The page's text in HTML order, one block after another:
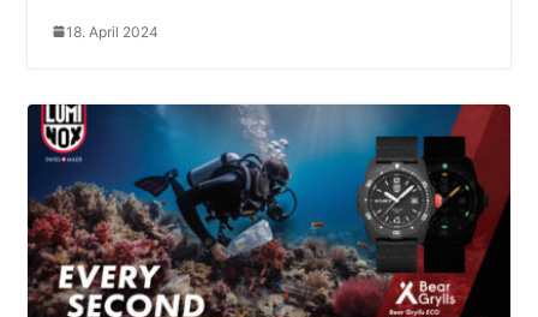
18. April 2024